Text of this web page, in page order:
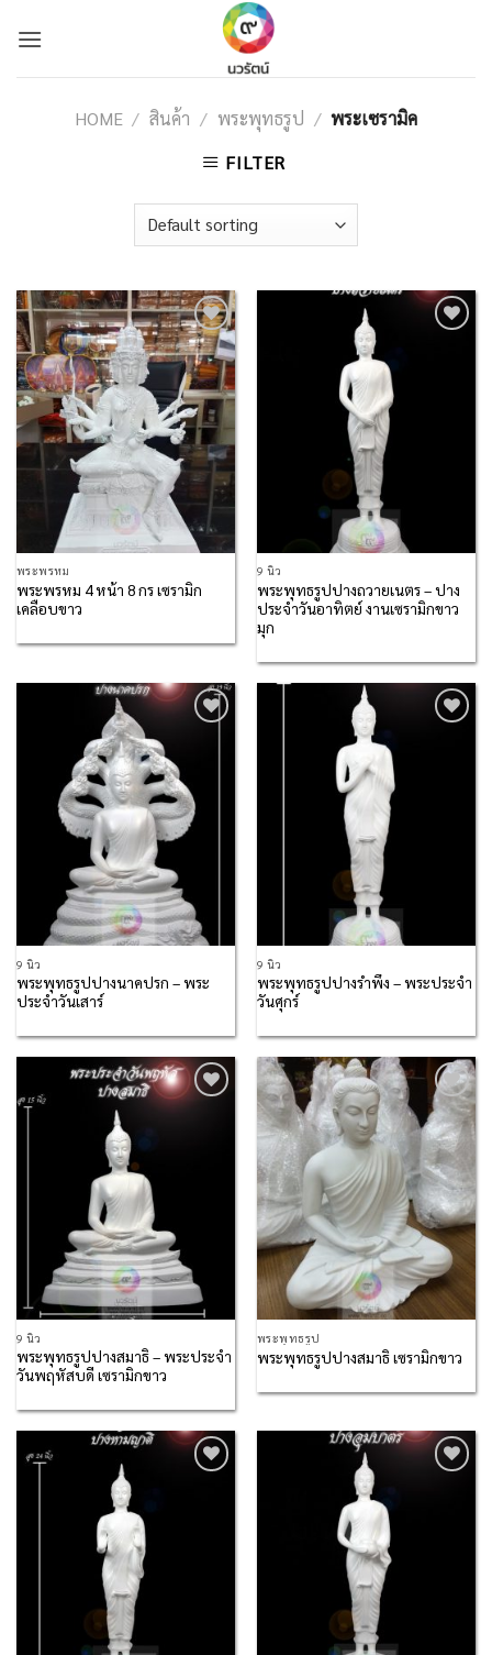
HOME / สินค้า / พระพุทธรูป / พระเซรามิค
FILTER
Add to
Wishlist
พระพรหม
พระพรหม 4 หน้า 8 กร เซรามิก
เคลือบขาว
9 นิ้ว
พระพุทธรูปปางถวายเนตร – ปาง
ประจำวันอาทิตย์ งานเซรามิกขาว
มุก
9 นิ้ว
พระพุทธรูปปางนาคปรก – พระ
ประจำวันเสาร์
9 นิ้ว
พระพุทธรูปปางรำพึง – พระประจำ
วันศุกร์
9 นิ้ว
พระพุทธรูปปางสมาธิ – พระประจำ
วันพฤหัสบดี เซรามิกขาว
Add to
Wishlist
พระพุทธรูป
พระพุทธรูปปางสมาธิ เซรามิกขาว